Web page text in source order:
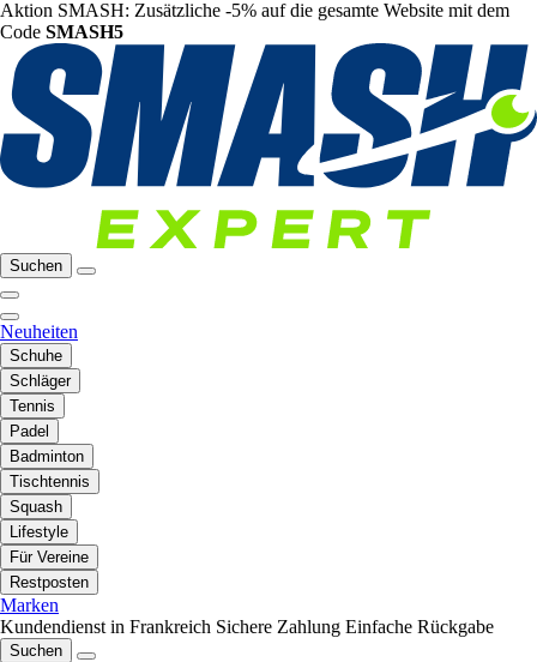
Aktion SMASH: Zusätzliche -5% auf die gesamte Website mit dem
Code SMASH5
Suchen
Neuheiten
Schuhe
Schläger
Tennis
Padel
Badminton
Tischtennis
Squash
Lifestyle
Für Vereine
Restposten
Marken
Kundendienst in Frankreich Sichere Zahlung Einfache Rückgabe
Suchen